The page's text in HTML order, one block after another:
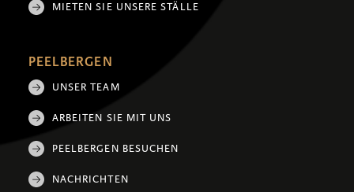
MIETEN SIE UNSERE STÄLLE
PEELBERGEN
UNSER TEAM
ARBEITEN SIE MIT UNS
PEELBERGEN BESUCHEN
NACHRICHTEN